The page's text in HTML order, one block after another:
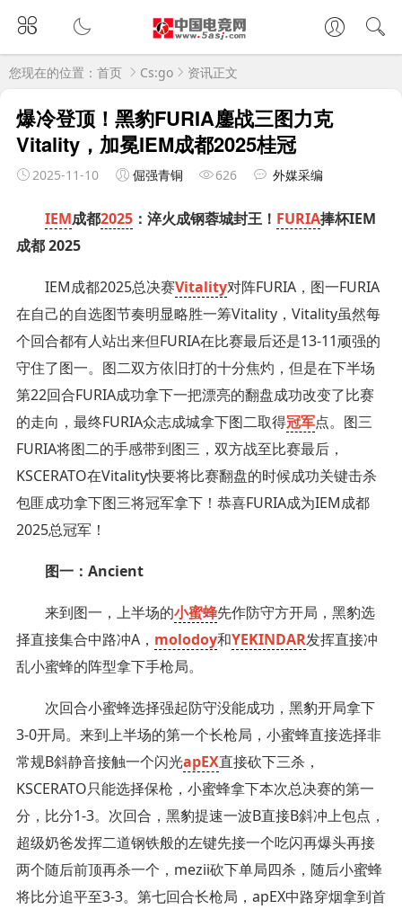
您现在的位置： 首页 Cs:go 资讯正文
爆冷登顶！黑豹FURIA鏖战三图力克
Vitality，加冕IEM成都2025桂冠
2025-11-10 倔强青铜 626 外媒采编
IEM成都2025：淬火成钢蓉城封王！ FURIA捧杯IEM
成都 2025
IEM成都2025总决赛Vitality对阵FURIA，图一FURIA
在自己的自选图节奏明显略胜一筹Vitality，Vitality虽然每
个回合都有人站出来但FURIA在比赛最后还是13-11顽强的
守住了图一。图二双方依旧打的十分焦灼，但是在下半场
第22回合FURIA成功拿下一把漂亮的翻盘成功改变了比赛
的走向，最终FURIA众志成城拿下图二取得冠军点。图三
FURIA将图二的手感带到图三，双方战至比赛最后，
KSCERATO在Vitality快要将比赛翻盘的时候成功关键击杀
包匪成功拿下图三将冠军拿下！恭喜FURIA成为IEM成都
2025总冠军！
图一：Ancient
来到图一，上半场的小蜜蜂先作防守方开局，黑豹选
择直接集合中路冲A， molodoy和YEKINDAR发挥直接冲
乱小蜜蜂的阵型拿下手枪局。
次回合小蜜蜂选择强起防守没能成功，黑豹开局拿下
3-0开局。来到上半场的第一个长枪局，小蜜蜂直接选择非
常规B斜静音接触一个闪光apEX直接砍下三杀，
KSCERATO只能选择保枪，小蜜蜂拿下本次总决赛的第一
分，比分1-3。次回合，黑豹提速一波B直接B斜冲上包点，
超级奶爸发挥二道钢铁般的左键先接一个吃闪再爆头再接
两个随后前顶再杀一个，mezii砍下单局四杀，随后小蜜蜂
将比分追平至3-3。第七回合长枪局，apEX中路穿烟拿到首